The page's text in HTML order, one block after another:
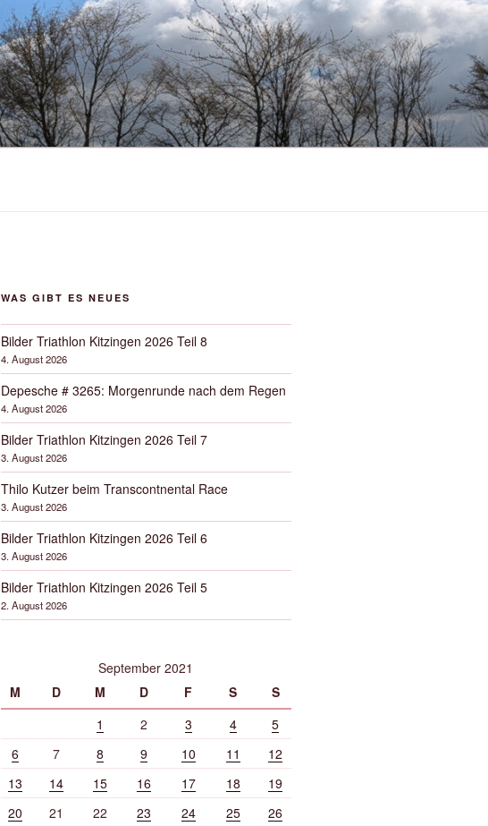
WAS GIBT ES NEUES
Bilder Triathlon Kitzingen 2026 Teil 8
4. August 2026
Depesche # 3265: Morgenrunde nach dem Regen
4. August 2026
Bilder Triathlon Kitzingen 2026 Teil 7
3. August 2026
Thilo Kutzer beim Transcontnental Race
3. August 2026
Bilder Triathlon Kitzingen 2026 Teil 6
3. August 2026
Bilder Triathlon Kitzingen 2026 Teil 5
2. August 2026
September 2021
M
D M D F S
S
1
2 3 4
5
6
7 8 9 10 11
12
13
14 15 16 17 18
19
20
21 22 23 24 25
26